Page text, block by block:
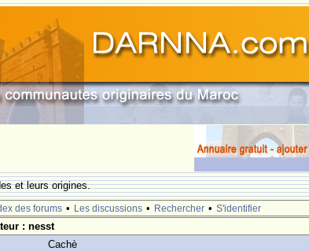
et leurs origines.
des forums • Les discussions • Rechercher • S'identifier
: nesst
Cachè